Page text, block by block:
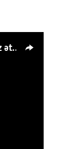
Azərbaycanlı avropalıdan iki dəfə az ət yeyir, amma... 'Qiymət artımı qaçılmazdır'